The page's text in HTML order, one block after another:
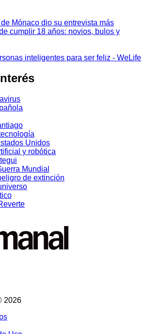
Mónaco dio su entrevista más
cumplir 18 años: novios, bulos y
inteligentes para ser feliz - WeLife
Unidos
y robótica
Mundial
de extinción
2026